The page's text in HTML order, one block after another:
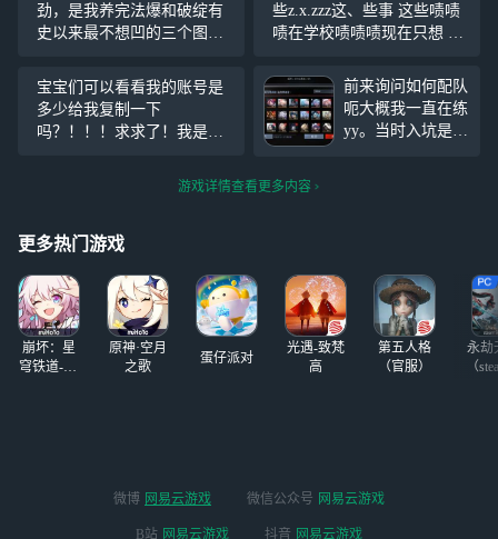
劲，是我养完法爆和破绽有
史以来最不想凹的三个图，
能帮打啊 ）
些z.x.zzz这、些事 这些啧啧
啧在学校啧啧啧现在只想 乍
现在这种现在的z c Xx我的桌
子下嫂子嘻嘻嘻嘻嘻 想 这种
这.
宝宝们可以看看我的账号是
多少给我复制一下
吗？！！！求求了！我是锈
谢！！！！！！！！！！！！！
前来询问如何配队
呃大概我一直在练
yy。当时入坑是因
游戏详情查看更多内容
更多热门游戏
崩坏：星
穹铁道-4.4
原神·空月
之歌
蛋仔派对
光遇-致梵
高
第五人格
（官服）
永劫
（
微博 网易云游戏 微信公众号 网易云游戏
B站 网易云游戏 抖音 网易云游戏